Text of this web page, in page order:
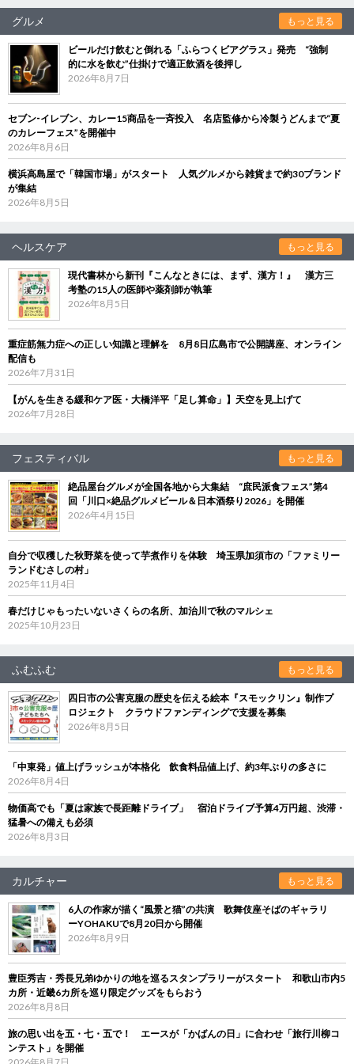
グルメ もっと見る
ビールだけ飲むと倒れる「ふらつくビアグラス」発売 “強制
的に水を飲む”仕掛けで適正飲酒を後押し
2026年8月7日
セブン‐イレブン、カレー15商品を一斉投入 名店監修から冷製うどんまで“夏
のカレーフェス”を開催中
2026年8月6日
横浜高島屋で「韓国市場」がスタート 人気グルメから雑貨まで約30ブランド
が集結
2026年8月5日
ヘルスケア もっと見る
現代書林から新刊『こんなときには、まず、漢方！』 漢方三
考塾の15人の医師や薬剤師が執筆
2026年8月5日
重症筋無力症への正しい知識と理解を 8月8日広島市で公開講座、オンライン
配信も
2026年7月31日
【がんを生きる緩和ケア医・大橋洋平「足し算命」】天空を見上げて
2026年7月28日
フェスティバル もっと見る
絶品屋台グルメが全国各地から大集結 “庶民派食フェス”第4
回「川口×絶品グルメビール＆日本酒祭り2026」を開催
2026年4月15日
自分で収穫した秋野菜を使って芋煮作りを体験 埼玉県加須市の「ファミリー
ランドむさしの村」
2025年11月4日
春だけじゃもったいないさくらの名所、加治川で秋のマルシェ
2025年10月23日
ふむふむ もっと見る
四日市の公害克服の歴史を伝える絵本『スモックリン』制作プ
ロジェクト クラウドファンディングで支援を募集
2026年8月5日
「中東発」値上げラッシュが本格化 飲食料品値上げ、約3年ぶりの多さに
2026年8月4日
物価高でも「夏は家族で長距離ドライブ」 宿泊ドライブ予算4万円超、渋滞・
猛暑への備えも必須
2026年8月3日
カルチャー もっと見る
6人の作家が描く“風景と猫”の共演 歌舞伎座そばのギャラリ
ーYOHAKUで8月20日から開催
2026年8月9日
豊臣秀吉・秀長兄弟ゆかりの地を巡るスタンプラリーがスタート 和歌山市内5
カ所・近畿6カ所を巡り限定グッズをもらおう
2026年8月8日
旅の思い出を五・七・五で！ エースが「かばんの日」に合わせ「旅行川柳コ
ンテスト」を開催